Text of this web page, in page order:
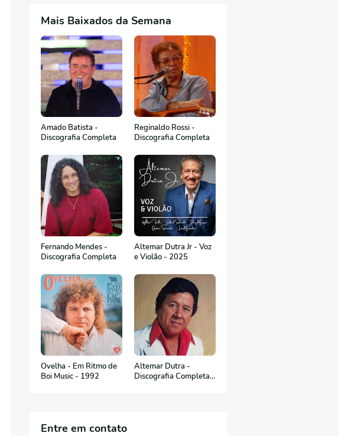
Mais Baixados da Semana
Amado Batista -
Discografia Completa
Reginaldo Rossi -
Discografia Completa
Fernando Mendes -
Discografia Completa
Altemar Dutra Jr - Voz
e Violão - 2025
Ovelha - Em Ritmo de
Boi Music - 1992
Altemar Dutra -
Discografia Completa
Entre em contato